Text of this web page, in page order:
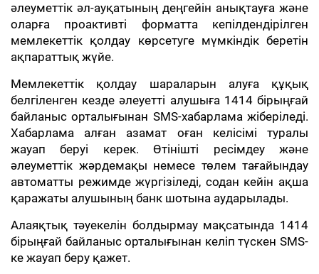
әлеуметтік әл-ауқатының деңгейін анықтауға және
оларға проактивті форматта кепілдендірілген
мемлекеттік қолдау көрсетуге мүмкіндік беретін
ақпараттық жүйе.
Мемлекеттік қолдау шараларын алуға құқық
белгіленген кезде әлеуетті алушыға 1414 бірыңғай
байланыс орталығынан SMS-хабарлама жіберіледі.
Хабарлама алған азамат оған келісімі туралы
жауап беруі керек. Өтінішті ресімдеу және
әлеуметтік жәрдемақы немесе төлем тағайындау
автоматты режимде жүргізіледі, содан кейін ақша
қаражаты алушының банк шотына аударылады.
Алаяқтық тәуекелін болдырмау мақсатында 1414
бірыңғай байланыс орталығынан келіп түскен SMS-
ке жауап беру қажет.